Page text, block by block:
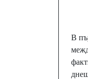
В